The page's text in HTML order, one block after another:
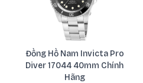
Đồng Hồ Nam Invicta Pro
Diver 17044 40mm Chính
Hãng